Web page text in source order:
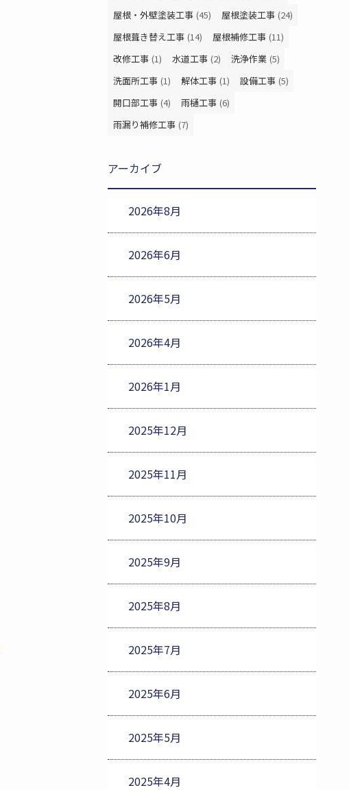
屋根・外壁塗装工事 (45) 屋根塗装工事 (24)
屋根葺き替え工事 (14) 屋根補修工事 (11)
改修工事 (1) 水道工事 (2) 洗浄作業 (5)
洗面所工事 (1) 解体工事 (1) 設備工事 (5)
開口部工事 (4) 雨樋工事 (6)
雨漏り補修工事 (7)
アーカイブ
2026年8月
2026年6月
2026年5月
2026年4月
2026年1月
2025年12月
2025年11月
2025年10月
2025年9月
2025年8月
2025年7月
2025年6月
2025年5月
2025年4月